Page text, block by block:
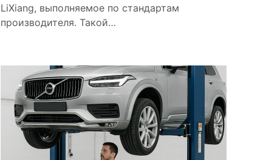
LiXiang, выполняемое по стандартам
производителя. Такой…